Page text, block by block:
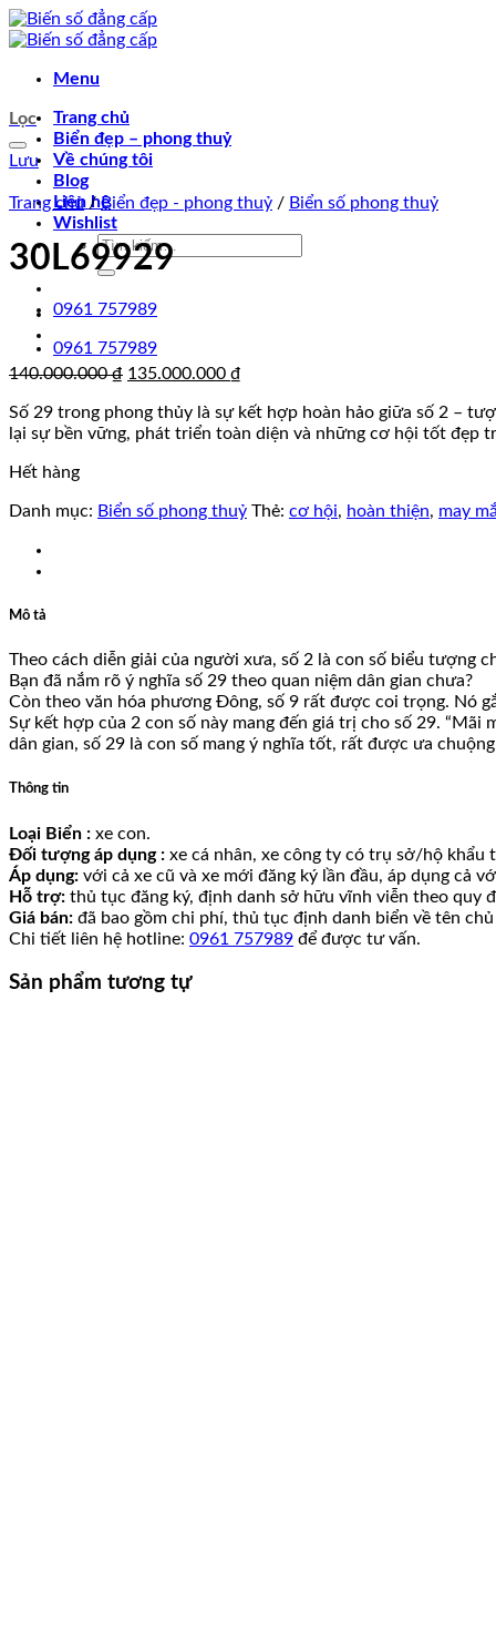
Chuyển
đến
dung
Menu
Trang chủ
Biển đẹp – phong thuỷ
Về chúng tôi
Blog
Liên hệ
Wishlist
Tìm
kiếm:
0961 757989
0961 757989
Lọc
Lưu
Trang chủ / Biển đẹp - phong thuỷ / Biển số phong thuỷ
30L69929
140.000.000₫ Giá
là:
140.000.000 ₫.
135.000.000 ₫
tại
là:
Số 29 trong phong thủy là sự kết hợp hoàn hảo giữa số 2 –
lại sự bền vững, phát triển toàn diện và những cơ hội tốt đẹp
Hết hàng
Danh mục: Biển số phong thuỷ Thẻ: cơ hội, hoàn thiện, may
Mô tả
Theo cách diễn giải của người xưa, số 2 là con số biểu tượng
Bạn đã nắm rõ ý nghĩa số 29 theo quan niệm dân gian chưa?
Còn theo văn hóa phương Đông, số 9 rất được coi trọng. Nó
Sự kết hợp của 2 con số này mang đến giá trị cho số 29.
dân gian, số 29 là con số mang ý nghĩa tốt, rất được ưa
Thông tin
Loại Biển : xe con.
Đối tượng áp dụng : xe cá nhân, xe công ty có trụ sở/hộ khẩu
Áp dụng: với cả xe cũ và xe mới đăng ký lần đầu, áp dụng cả
Hỗ trợ: thủ tục đăng ký, định danh sở hữu vĩnh viễn theo quy
Giá bán: đã bao gồm chi phí, thủ tục định danh biển về tên
Chi tiết liên hệ hotline: 0961 757989 để được tư vấn.
Sản phẩm tương tự